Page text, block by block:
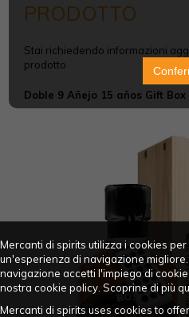
Mercanti di spirits utilizza i cookies
un'esperienza di navigazione
navigazione accetti l'impiego di
nostra cookie policy. Scoprine di più
Mercanti di spirits uses cookies to
PRODOTTO
Stai richiedendo informazioni
prodotto
Doble 9 Añejo 15 años Gift Box